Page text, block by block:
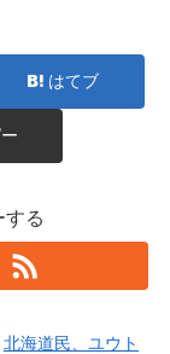
はてブ
する
北海道民、ユウト